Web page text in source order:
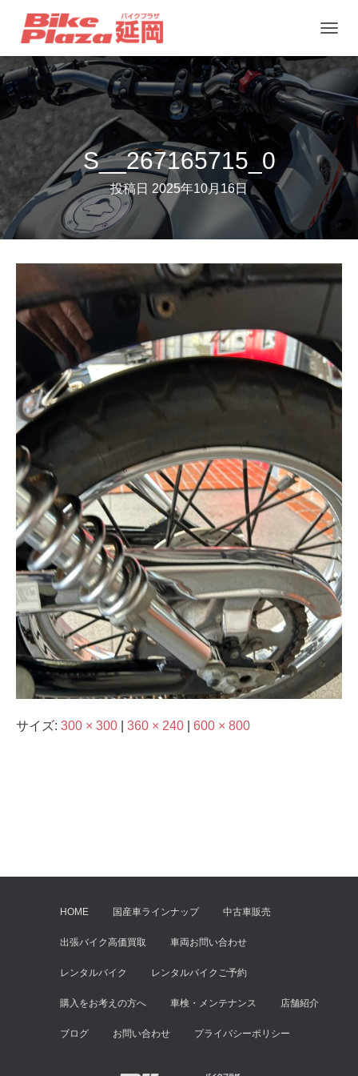
ビ
ー
シ
ョ
ン
を
り
え
S__267165715_0
投稿日 2025年10月16日
サイズ: 300 × 300 360 × 240 600 × 800
HOME 国産車ラインナップ 中古車販売
出張バイク高価買取 車両お問い合わせ
レンタルバイク レンタルバイクご予約
購入をお考えの方へ 車検・メンテナンス 店舗紹介
ブログ お問い合わせ プライバシーポリシー